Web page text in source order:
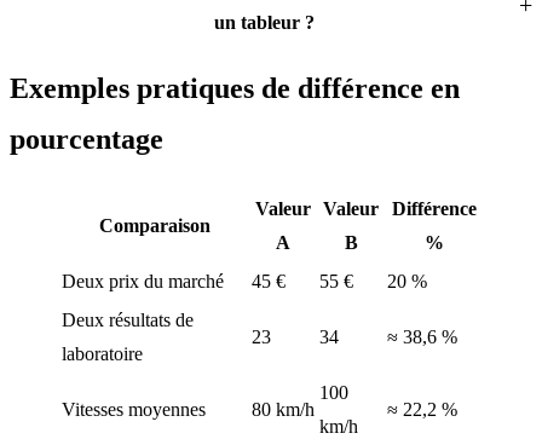
un tableur ?
Exemples pratiques de différence en
pourcentage
Comparaison
Valeur
A
Valeur
B
Différence
%
Deux prix du marché
45 € 55 €
20 %
Deux résultats de
laboratoire
23 34 ≈ 38,6 %
Vitesses moyennes 80 km/h
100
km/h
≈ 22,2 %